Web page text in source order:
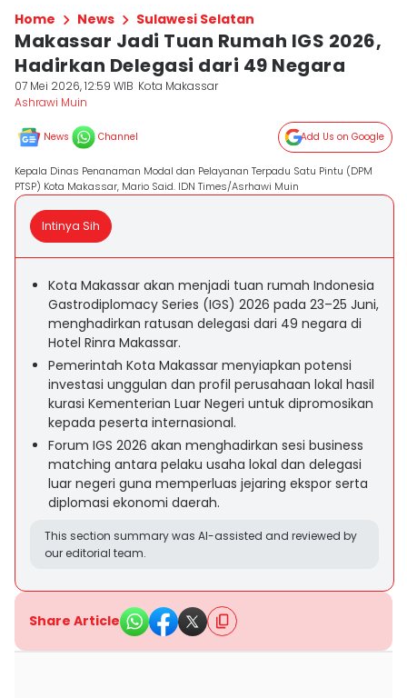
Home News Sulawesi Selatan
Makassar Jadi Tuan Rumah IGS 2026,
Hadirkan Delegasi dari 49 Negara
07 Mei 2026, 12:59 WIB Kota Makassar
Ashrawi Muin
News Channel Add Us on Google
Kepala Dinas Penanaman Modal dan Pelayanan Terpadu Satu Pintu (DPM
PTSP) Kota Makassar, Mario Said. IDN Times/Asrhawi Muin
Intinya Sih
Kota Makassar akan menjadi tuan rumah Indonesia
Gastrodiplomacy Series (IGS) 2026 pada 23–25 Juni,
menghadirkan ratusan delegasi dari 49 negara di
Hotel Rinra Makassar.
Pemerintah Kota Makassar menyiapkan potensi
investasi unggulan dan profil perusahaan lokal hasil
kurasi Kementerian Luar Negeri untuk dipromosikan
kepada peserta internasional.
Forum IGS 2026 akan menghadirkan sesi business
matching antara pelaku usaha lokal dan delegasi
luar negeri guna memperluas jejaring ekspor serta
diplomasi ekonomi daerah.
This section summary was AI-assisted and reviewed by
our editorial team.
Share Article